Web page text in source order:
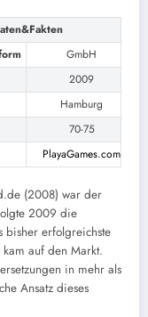
GmbH
2009
Hamburg
70-75
PlayaGames.com
(2008) war der
2009 die
bisher erfolgreichste
kam auf den Markt.
in mehr als
Ansatz dieses